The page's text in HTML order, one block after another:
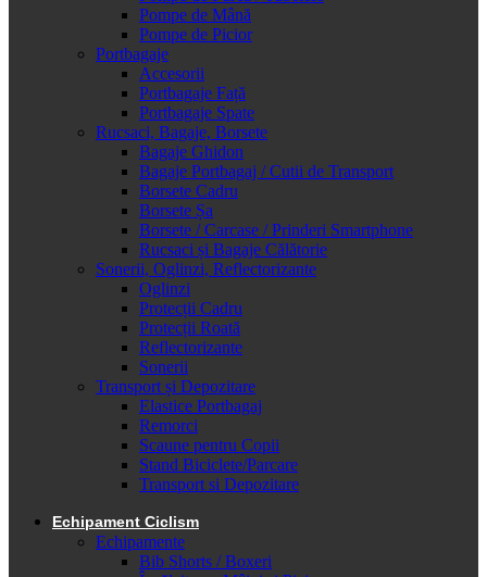
Pompe de Mână
Pompe de Picior
Portbagaje
Accesorii
Portbagaje Față
Portbagaje Spate
Rucsaci, Bagaje, Borsete
Bagaje Ghidon
Bagaje Portbagaj / Cutii de Transport
Borsete Cadru
Borsete Șa
Borsete / Carcase / Prinderi Smartphone
Rucsaci și Bagaje Călătorie
Sonerii, Oglinzi, Reflectorizante
Oglinzi
Protecții Cadru
Protecții Roată
Reflectorizante
Sonerii
Transport și Depozitare
Elastice Portbagaj
Remorci
Scaune pentru Copii
Stand Biciclete/Parcare
Transport si Depozitare
Echipament Ciclism
Echipamente
Bib Shorts / Boxeri